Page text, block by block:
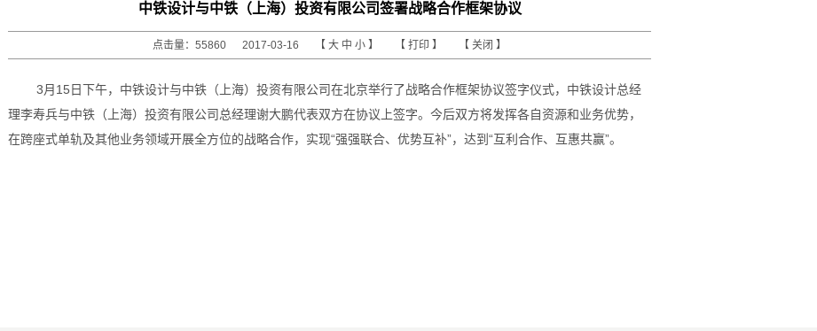
中铁设计与中铁（上海）投资有限公司签署战略合作框架协议
点击量：55860 2017-03-16 【 大 中 小 】 【 打印 】 【 关闭 】
3月15日下午，中铁设计与中铁（上海）投资有限公司在北京举行了战略合作框架协议签字仪式，中铁设计总经
理李寿兵与中铁（上海）投资有限公司总经理谢大鹏代表双方在协议上签字。今后双方将发挥各自资源和业务优势，
在跨座式单轨及其他业务领域开展全方位的战略合作，实现“强强联合、优势互补”，达到“互利合作、互惠共赢”。